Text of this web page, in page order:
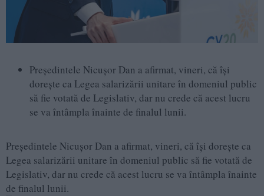
Preşedintele Nicuşor Dan a afirmat, vineri, că îşi
doreşte ca Legea salarizării unitare în domeniul public
să fie votată de Legislativ, dar nu crede că acest lucru
se va întâmpla înainte de finalul lunii.
Preşedintele Nicuşor Dan a afirmat, vineri, că îşi doreşte ca
Legea salarizării unitare în domeniul public să fie votată de
Legislativ, dar nu crede că acest lucru se va întâmpla înainte
de finalul lunii.